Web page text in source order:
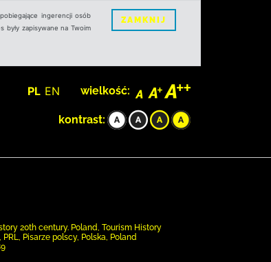
ingerencji osób
były zapisywane na Twoim
ZAMKNIJ
PL EN wielkość:
kontrast:
20th century. Poland, Tourism History
Pisarze polscy, Polska, Poland